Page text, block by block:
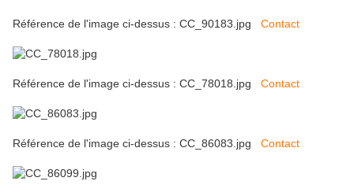
Référence de l'image ci-dessus : CC_90183.jpg Contact
Référence de l'image ci-dessus : CC_78018.jpg Contact
Référence de l'image ci-dessus : CC_86083.jpg Contact